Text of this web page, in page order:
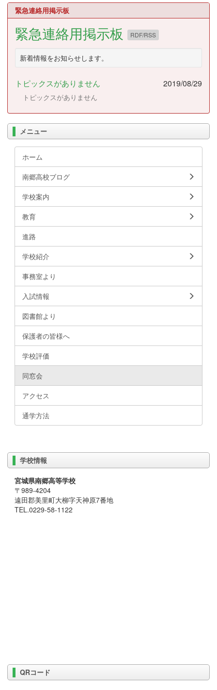
緊急連絡用掲示板
緊急連絡用掲示板 RDF/RSS
新着情報をお知らせします。
トピックスがありません 2019/08/29
トピックスがありません
メニュー
ホーム
南郷高校ブログ
学校案内
教育
進路
学校紹介
事務室より
入試情報
図書館より
保護者の皆様へ
学校評価
同窓会
アクセス
通学方法
学校情報
宮城県南郷高等学校
〒989-4204
遠田郡美里町大柳字天神原7番地
TEL.0229-58-1122
QRコード